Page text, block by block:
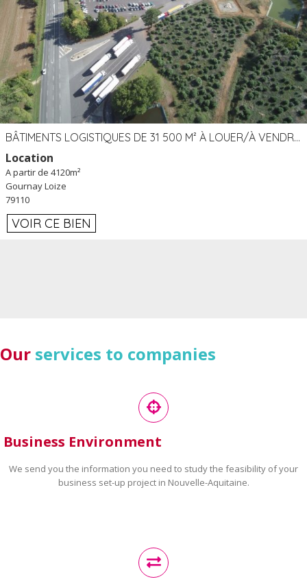
BÂTIMENTS LOGISTIQUES DE 31 500 M² À LOUER/À VENDRE SUR UN SITE DE 17 HA (79)
Location
A partir de 4120m²
Gournay Loize
79110
VOIR CE BIEN
Our services to companies
Business Environment
We send you the information you need to study the feasibility of your
business set-up project in Nouvelle-Aquitaine.